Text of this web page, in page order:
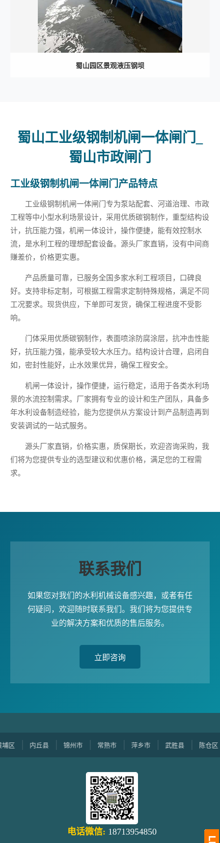
蜀山园区景观液压钢坝
蜀山工业级钢制机闸一体闸门_
蜀山市政闸门
工业级钢制机闸一体闸门产品特点
工业级钢制机闸一体闸门专为泵站配套、河道治理、市政
工程等中小型水利场景设计，采用优质碳钢制作，重型结构设
计，抗压能力强，机闸一体设计，操作便捷，能有效控制水
流，是水利工程的理想配套设备。源头厂家直销，没有中间商
赚差价，价格更实惠。
产品质量可靠，已服务全国多家水利工程项目，口碑良
好。支持非标定制，可根据工程需求定制特殊规格，满足不同
工况要求。现货供应，下单即可发货，确保工程进度不受影
响。
门体采用优质碳钢制作，表面喷涂防腐涂层，抗冲击性能
好，抗压能力强，能承受较大水压力。结构设计合理，启闭自
如，密封性能好，止水效果优异，确保工程安全。
机闸一体设计，操作便捷，运行稳定，适用于各类水利场
景的水流控制需求。厂家拥有专业的设计和生产团队，具备多
年水利设备制造经验，能为您提供从方案设计到产品制造再到
安装调试的一站式服务。
源头厂家直销，价格实惠，质保期长，欢迎咨询采购，我
们将为您提供专业的选型建议和优惠价格，满足您的工程需
求。
联系我们
如果您对我们的水利机械设备感兴趣，或者有任
何疑问，欢迎随时联系我们。我们将为您提供专
业的解决方案和优质的售后服务。
立即咨询
内丘县 锦州市 常熟市 萍乡市 武胜县 陈仓区
电话微信: 18713954850